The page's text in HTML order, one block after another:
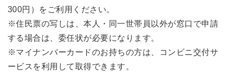
300円）をご利用ください。
※住民票の写しは、本人・同一世帯員以外が窓口で申請
する場合は、委任状が必要になります。
※マイナンバーカードのお持ちの方は、コンビニ交付サ
ービスを利用して取得できます。